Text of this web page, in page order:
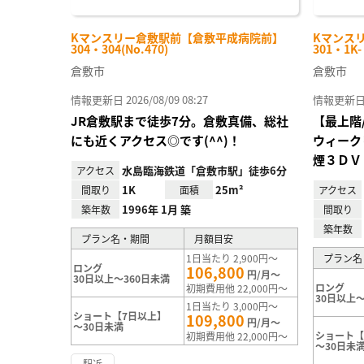
Kマンスリー倉敷駅前【倉敷平成病院前】
304・304(No.470)
倉敷市
情報更新日 2026/08/09 08:27
JR倉敷駅まで徒歩7分。倉敷真備、総社
にも近くアクセス◎です(^^)！
アクセス 水島臨海鉄道「倉敷市駅」徒歩6分
間取り 1K 面積 25m²
築年数 1996年 1月 築
プラン名・期間 月額目安
ロング
30日以上～360日未満
1日当たり 2,900円～
106,800 円/月～
初期費用他 22,000円～
ショート【7日以上】
～30日未満
1日当たり 3,000円～
109,800 円/月～
初期費用他 22,000円～
Kマンス
301・
倉敷市
情報更新
【最上
ウィー
煙３Ｄ
アクセス
間取り
築年数
プラン
ロング
30日以上
ショート
～30日未